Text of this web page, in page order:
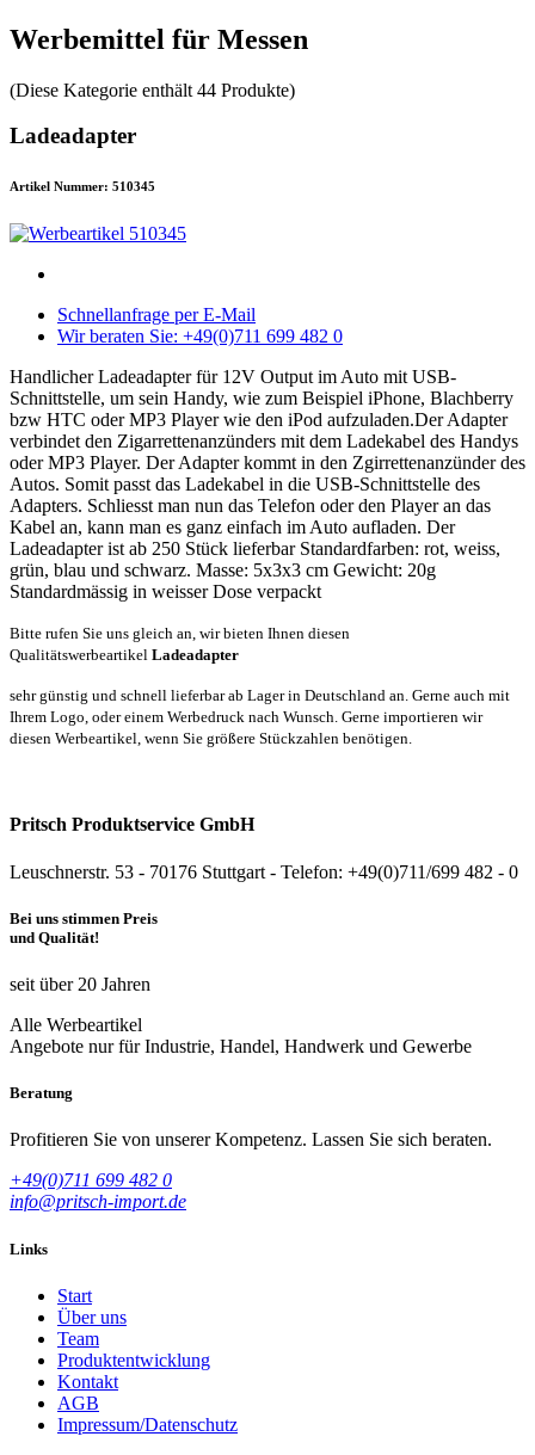
Werbemittel für Messen
(Diese Kategorie enthält 44 Produkte)
Ladeadapter
Artikel Nummer: 510345
Schnellanfrage per E-Mail
Wir beraten Sie: +49(0)711 699 482 0
Handlicher Ladeadapter für 12V Output im Auto mit USB-
Schnittstelle, um sein Handy, wie zum Beispiel iPhone, Blachberry
bzw HTC oder MP3 Player wie den iPod aufzuladen.Der Adapter
verbindet den Zigarrettenanzünders mit dem Ladekabel des Handys
oder MP3 Player. Der Adapter kommt in den Zgirrettenanzünder des
Autos. Somit passt das Ladekabel in die USB-Schnittstelle des
Adapters. Schliesst man nun das Telefon oder den Player an das
Kabel an, kann man es ganz einfach im Auto aufladen. Der
Ladeadapter ist ab 250 Stück lieferbar Standardfarben: rot, weiss,
grün, blau und schwarz. Masse: 5x3x3 cm Gewicht: 20g
Standardmässig in weisser Dose verpackt
Bitte rufen Sie uns gleich an, wir bieten Ihnen diesen
Qualitätswerbeartikel Ladeadapter
sehr günstig und schnell lieferbar ab Lager in Deutschland an. Gerne auch mit
Ihrem Logo, oder einem Werbedruck nach Wunsch. Gerne importieren wir
diesen Werbeartikel, wenn Sie größere Stückzahlen benötigen.
Pritsch Produktservice GmbH
Leuschnerstr. 53 - 70176 Stuttgart - Telefon: +49(0)711/699 482 - 0
Bei uns stimmen Preis
und Qualität!
seit über 20 Jahren
Alle Werbeartikel
Angebote nur für Industrie, Handel, Handwerk und Gewerbe
Beratung
Profitieren Sie von unserer Kompetenz. Lassen Sie sich beraten.
+49(0)711 699 482 0
info@pritsch-import.de
Links
Start
Über uns
Team
Produktentwicklung
Kontakt
AGB
Impressum/Datenschutz